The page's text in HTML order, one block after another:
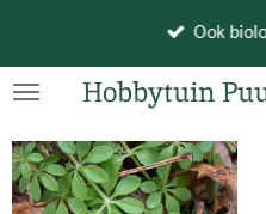
naar
hoofdinhoud
Hobbytuin
Ook